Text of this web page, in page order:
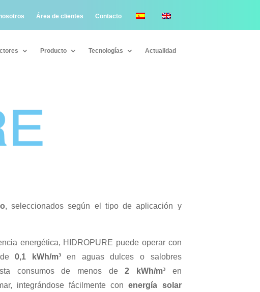
Área de clientes Contacto
Producto Tecnologías Actualidad
Producto Tecnologías Actualidad
, seleccionados según el tipo de aplicación y
energética, HIDROPURE puede operar con
0,1 kWh/m³en aguas dulces o salobres
consumos de menos de2 kWh/m³en
integrándose fácilmente conenergía solar